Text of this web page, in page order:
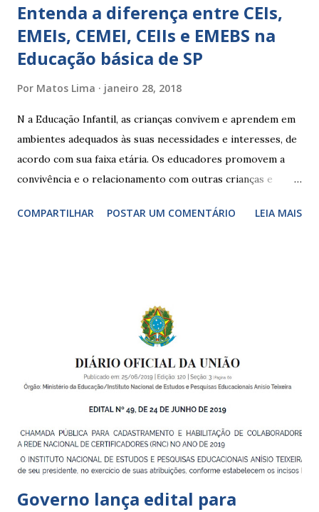
Entenda a diferença entre CEIs,
EMEIs, CEMEI, CEIIs e EMEBS na
Educação básica de SP
Por Matos Lima janeiro 28, 2018
N a Educação Infantil, as crianças convivem e aprendem em
ambientes adequados às suas necessidades e interesses, de
acordo com sua faixa etária. Os educadores promovem a
convivência e o relacionamento com outras crianças e
garantir o direito das crianças a uma educação integral e de
crianças de zero a 3 anos e 11 meses; – EMEIs - Escolas
Municipais de Educação Infantil, que atendem crianças de 4
a 5 anos e 11 meses; – CEMEI - Centro Municipal de
Educação Infantil, que recebe crianças de zero a 5 anos e 11
Indígena, e trabalham com cri...
COMPARTILHAR POSTAR UM COMENTÁRIO LEIA MAIS
Governo lança edital para